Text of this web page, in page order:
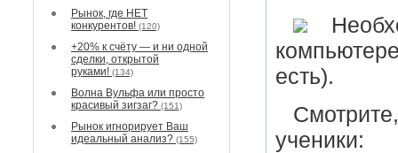
Рынок, где НЕТ
конкурентов! (120)
+20% к счёту — и ни одной
сделки, открытой
руками! (134)
Волна Вульфа или просто
красивый зигзаг? (151)
Рынок игнорирует Ваш
идеальный анализ? (155)
есть).
ученики: